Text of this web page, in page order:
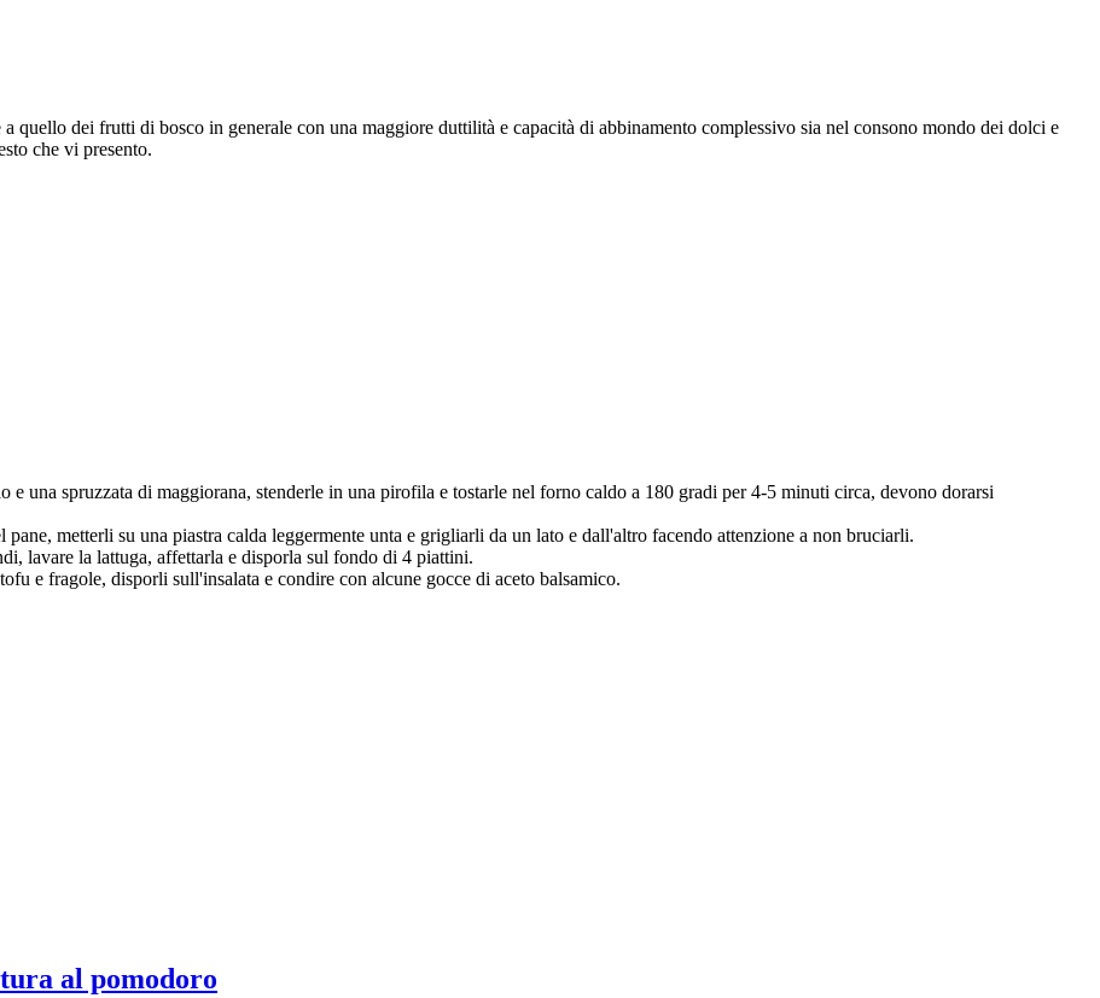
quello dei frutti di bosco in generale con una maggiore duttilità e capacità di abbinamento complessivo sia nel consono mondo dei dolci e
che vi presento.
una spruzzata di maggiorana, stenderle in una pirofila e tostarle nel forno caldo a 180 gradi per 4-5 minuti circa, devono dorarsi
metterli su una piastra calda leggermente unta e grigliarli da un lato e dall'altro facendo attenzione a non bruciarli.
lavare la lattuga, affettarla e disporla sul fondo di 4 piattini.
e fragole, disporli sull'insalata e condire con alcune gocce di aceto balsamico.
al pomodoro